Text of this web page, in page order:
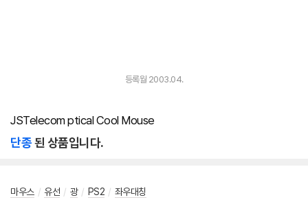
등록월 2003.04.
JSTelecom ptical Cool Mouse
단종된 상품입니다.
마우스 / 유선 / 광 / PS2 / 좌우대칭